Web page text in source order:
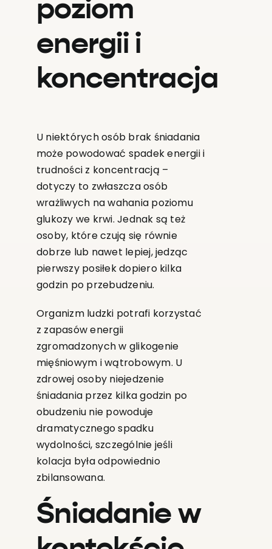
poziom
energii i
koncentracja
U niektórych osób brak śniadania
może powodować spadek energii i
trudności z koncentracją –
dotyczy to zwłaszcza osób
wrażliwych na wahania poziomu
glukozy we krwi. Jednak są też
osoby, które czują się równie
dobrze lub nawet lepiej, jedząc
pierwszy posiłek dopiero kilka
godzin po przebudzeniu.
Organizm ludzki potrafi korzystać
z zapasów energii
zgromadzonych w glikogenie
mięśniowym i wątrobowym. U
zdrowej osoby niejedzenie
śniadania przez kilka godzin po
obudzeniu nie powoduje
dramatycznego spadku
wydolności, szczególnie jeśli
kolacja była odpowiednio
zbilansowana.
Śniadanie w